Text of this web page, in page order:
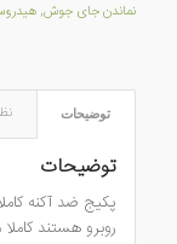
نماندن جای جوش,
توضیحات
توضیحات
پکیج ضد آکنه
روبرو هستند